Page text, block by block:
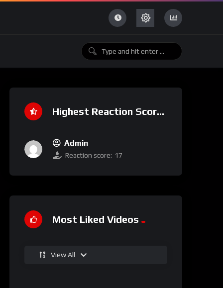
Highest Reaction Score
Admin
Reaction score: 17
Most Liked Videos
View All
91%